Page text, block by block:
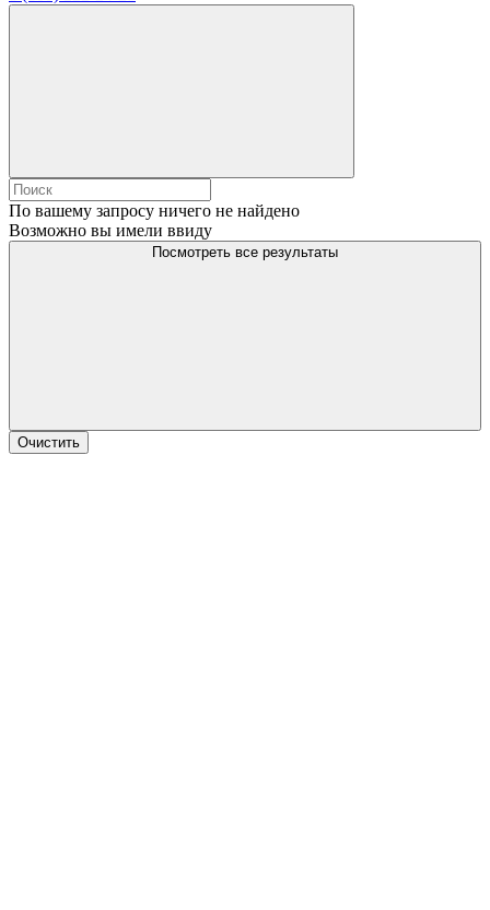
По вашему запросу ничего не найдено
Возможно вы имели ввиду
Посмотреть все результаты
Очистить